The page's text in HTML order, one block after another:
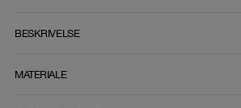
BESKRIVELSE
MATERIALE